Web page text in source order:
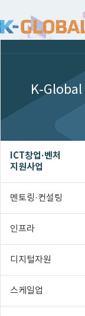
K-Global
ICT창업·벤처
지원사업
멘토링·컨설팅
인프라
디지털자원
스케일업